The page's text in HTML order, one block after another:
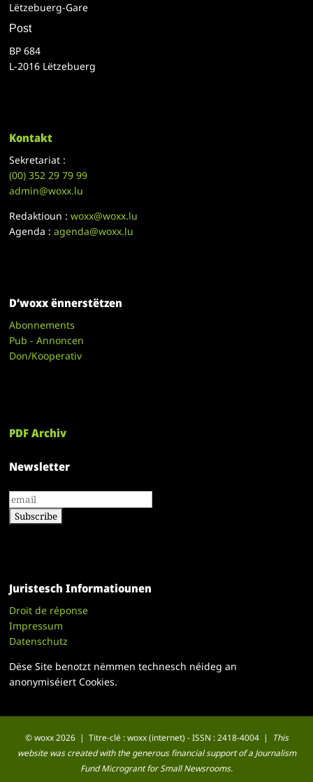
Lëtzebuerg-Gare
Post
BP 684
L-2016 Lëtzebuerg
Kontakt
Sekretariat :
(00)352 29 79 99
admin@woxx.lu
Redaktioun :woxx@woxx.lu
Agenda :agenda@woxx.lu
D’woxx ënnerstëtzen
Abonnements
Pub - Annoncen
Don/Kooperativ
PDF Archiv
Newsletter
Juristesch Informatiounen
Droit de réponse
Impressum
Datenschutz
Dëse Site benotzt nëmmen technesch néideg an
anonymiséiert Cookies.
© woxx 2026 | Titre-clé : woxx (internet) - ISSN : 2418-4004 |
This
website was created with the generous financial support of a Journalism
Fund Microgrant for Small Newsrooms.